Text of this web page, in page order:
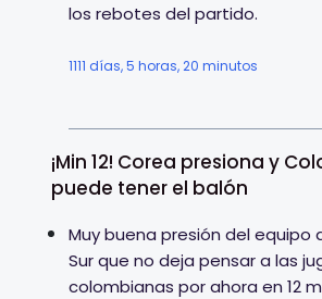
los rebotes del partido.
1111 días, 5 horas, 20 minutos
¡Min 12! Corea presiona y
puede tener el balón
Muy buena presión del equipo
Sur que no deja pensar a las
colombianas por ahora en 12